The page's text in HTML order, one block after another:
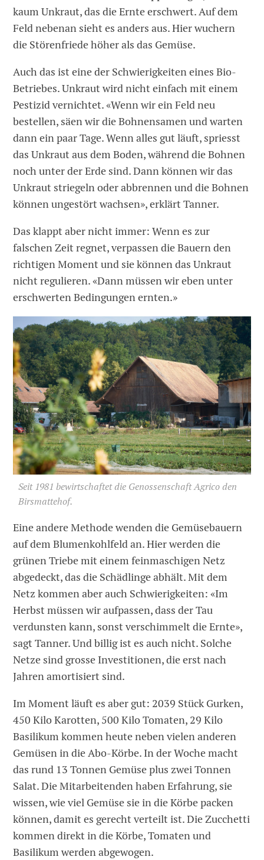
kaum Unkraut, das die Ernte erschwert. Auf dem
Feld nebenan sieht es anders aus. Hier wuchern
die Störenfriede höher als das Gemüse.
Auch das ist eine der Schwierigkeiten eines Bio-
Betriebes. Unkraut wird nicht einfach mit einem
Pestizid vernichtet. «Wenn wir ein Feld neu
bestellen, säen wir die Bohnensamen und warten
dann ein paar Tage. Wenn alles gut läuft, spriesst
das Unkraut aus dem Boden, während die Bohnen
noch unter der Erde sind. Dann können wir das
Unkraut striegeln oder abbrennen und die Bohnen
können ungestört wachsen», erklärt Tanner.
Das klappt aber nicht immer: Wenn es zur
falschen Zeit regnet, verpassen die Bauern den
richtigen Moment und sie können das Unkraut
nicht regulieren. «Dann müssen wir eben unter
erschwerten Bedingungen ernten.»
Seit 1981 bewirtschaftet die Genossenschaft Agrico den
Birsmattehof.
Eine andere Methode wenden die Gemüsebauern
auf dem Blumenkohlfeld an. Hier werden die
grünen Triebe mit einem feinmaschigen Netz
abgedeckt, das die Schädlinge abhält. Mit dem
Netz kommen aber auch Schwierigkeiten: «Im
Herbst müssen wir aufpassen, dass der Tau
verdunsten kann, sonst verschimmelt die Ernte»,
sagt Tanner. Und billig ist es auch nicht. Solche
Netze sind grosse Investitionen, die erst nach
Jahren amortisiert sind.
Im Moment läuft es aber gut: 2039 Stück Gurken,
450 Kilo Karotten, 500 Kilo Tomaten, 29 Kilo
Basilikum kommen heute neben vielen anderen
Gemüsen in die Abo-Körbe. In der Woche macht
das rund 13 Tonnen Gemüse plus zwei Tonnen
Salat. Die Mitarbeitenden haben Erfahrung, sie
wissen, wie viel Gemüse sie in die Körbe packen
können, damit es gerecht verteilt ist. Die Zucchetti
kommen direkt in die Körbe, Tomaten und
Basilikum werden abgewogen.